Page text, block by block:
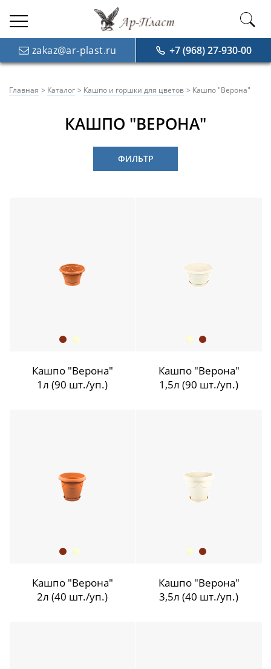
zakaz@ar-plast.ru +7 (968) 27-930-00
Главная Каталог Кашпо и горшки для цветов Кашпо "Верона"
КАШПО "ВЕРОНА"
ФИЛЬТР
Кашпо "Верона"
1л (90 шт./уп.)
Кашпо "Верона"
1,5л (90 шт./уп.)
Кашпо "Верона"
2л (40 шт./уп.)
Кашпо "Верона"
3,5л (40 шт./уп.)